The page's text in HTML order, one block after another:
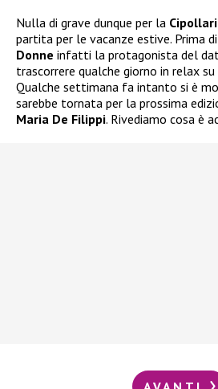
Nulla di grave dunque per la Cipollari
partita per le vacanze estive. Prima
Donne infatti la protagonista del
trascorrere qualche giorno in relax su
Qualche settimana fa intanto si è
sarebbe tornata per la prossima
Maria De Filippi. Rivediamo cosa è